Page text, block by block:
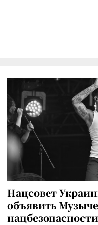
Нацсовет
объявить
нацбезопасности